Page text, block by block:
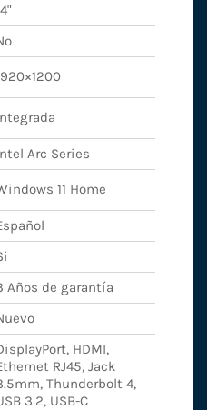
Arc Series
11 Home
Años de garantía
HDMI,
RJ45, Jack
Thunderbolt 4,
3.2, USB-C